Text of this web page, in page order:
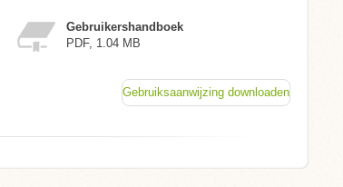
Gebruikershandboek
PDF, 1.04 MB
Gebruiksaanwijzing downloaden